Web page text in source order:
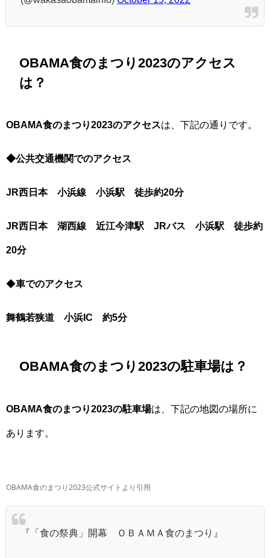
OBAMA食のまつり2023のアクセス
は？
OBAMA食のまつり2023のアクセスは、下記の通りです。
◆公共交通機関でのアクセス
JR西日本 小浜線 小浜駅 徒歩約20分
JR西日本 湖西線 近江今津駅 JRバス 小浜駅 徒歩約
20分
◆車でのアクセス
舞鶴若狭道 小浜IC 約5分
OBAMA食のまつり2023の駐車場は？
OBAMA食のまつり2023の駐車場は、下記の地図の場所に
あります。
OBAMA食のまつり2023公式サイトより引用
『「食の祭典」開幕 ＯＢＡＭＡ食のまつり』